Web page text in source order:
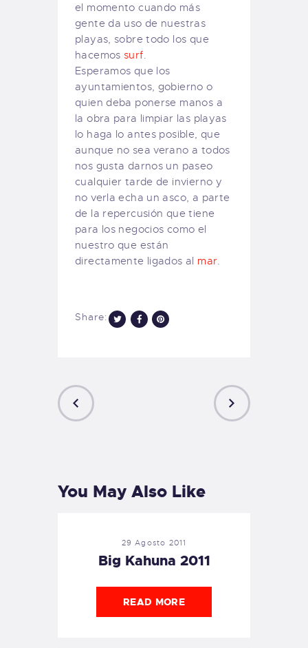
el momento cuando más
gente da uso de nuestras
playas, sobre todo los que
hacemos surf.
Esperamos que los
ayuntamientos, gobierno o
quien deba ponerse manos a
la obra para limpiar las playas
lo haga lo antes posible, que
aunque no sea verano a todos
nos gusta darnos un paseo
cualquier tarde de invierno y
no verla echa un asco, a parte
de la repercusión que tiene
para los negocios como el
nuestro que están
directamente ligados al mar.
Share:
You May Also Like
29 Agosto 2011
Big Kahuna 2011
READ MORE